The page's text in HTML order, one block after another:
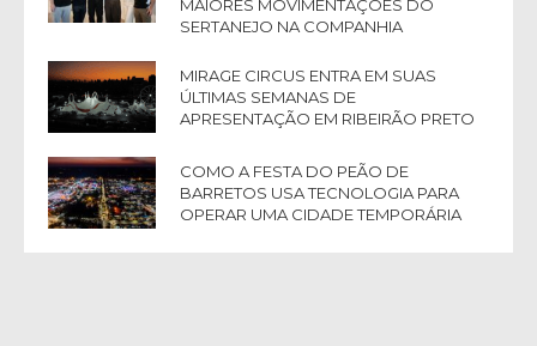
MAIORES MOVIMENTAÇÕES DO
SERTANEJO NA COMPANHIA
MIRAGE CIRCUS ENTRA EM SUAS
ÚLTIMAS SEMANAS DE
APRESENTAÇÃO EM RIBEIRÃO PRETO
COMO A FESTA DO PEÃO DE
BARRETOS USA TECNOLOGIA PARA
OPERAR UMA CIDADE TEMPORÁRIA